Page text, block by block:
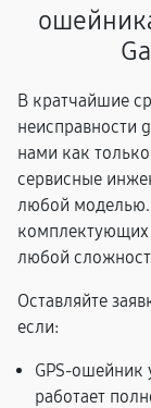
В кратчайшие
неисправности
нами как
сервисные
любой моделью.
комплектующих
любой
Оставляйте
если:
GPS-ошейник
работает